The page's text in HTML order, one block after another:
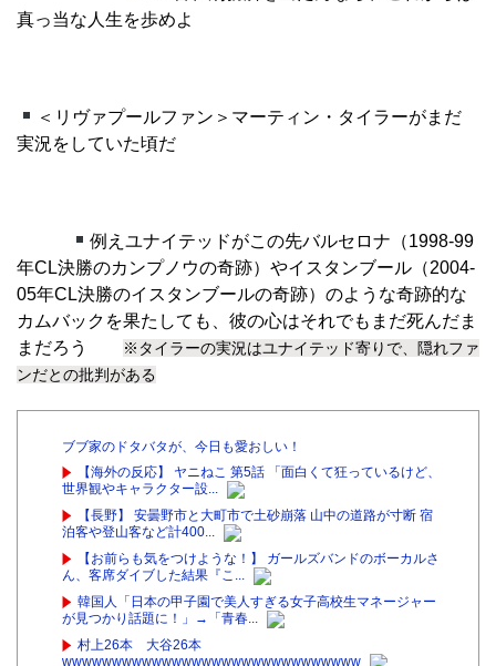
真っ当な人生を歩めよ
＜リヴァプールファン＞マーティン・タイラーがまだ
実況をしていた頃だ
例えユナイテッドがこの先バルセロナ（1998-99
年CL決勝のカンプノウの奇跡）やイスタンブール（2004-
05年CL決勝のイスタンブールの奇跡）のような奇跡的な
カムバックを果たしても、彼の心はそれでもまだ死んだま
まだろう
※タイラーの実況はユナイテッド寄りで、隠れファ
ンだとの批判がある
ブブ家のドタバタが、今日も愛おしい！
【海外の反応】 ヤニねこ 第5話 「面白くて狂っているけど、
世界観やキャラクター設...
【長野】 安曇野市と大町市で土砂崩落 山中の道路が寸断 宿
泊客や登山客など計400...
【お前らも気をつけような！】 ガールズバンドのボーカルさ
ん、客席ダイブした結果『こ...
韓国人「日本の甲子園で美人すぎる女子高校生マネージャー
が見つかり話題に！」→「青春...
村上26本 大谷26本
wwwwwwwwwwwwwwwwwwwwwwwwwwwwww